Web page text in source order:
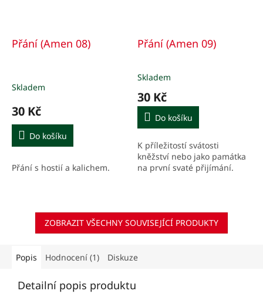
Přání (Amen 08)
Skladem
30 Kč
Do košíku
Přání s hostií a kalichem.
Přání (Amen 09)
Průměrné
hodnocení
produktu
5,0
5
hvězdiček.
Skladem
30 Kč
Do košíku
K příležitostí svátosti
kněžství nebo jako památka
na první svaté přijímání.
ZOBRAZIT VŠECHNY SOUVISEJÍCÍ PRODUKTY
Popis Hodnocení (1) Diskuze
Detailní popis produktu